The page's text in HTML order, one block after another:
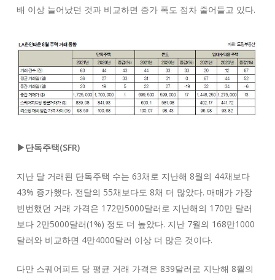
배 이상 늘어났던 것과 비교하면 증가 폭도 점차 줄어들고 있다.
▶단독주택(SFR)
지난 달 거래된 단독주택 수는 63채로 지난해 8월의 44채보다
43% 증가했다. 전달의 55채보다도 8채 더 많았다. 매매가 가장
빈번했던 거래 가격은 172만5000달러로 지난해의 170만 달러
보다 2만5000달러(1%) 정도 더 높았다. 지난 7월의 168만1000
달러와 비교하면 4만4000달러 이상 더 많은 것이다.
다만 스퀘어피트 당 평균 거래 가격은 839달러로 지난해 8월의